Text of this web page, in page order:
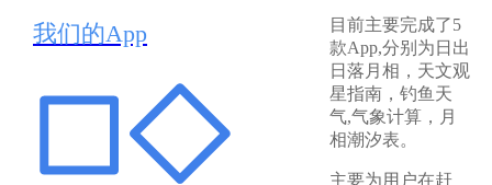
我们的App
目前主要完成了5
款App,分别为日出
日落月相，天文观
星指南，钓鱼天
气,气象计算，月
相潮汐表。
主要为用户在赶